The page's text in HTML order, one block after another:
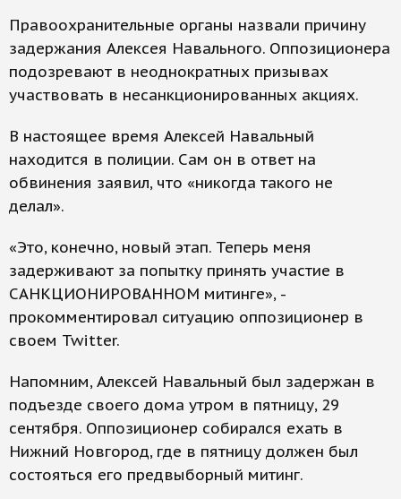
Правоохранительные органы назвали причину
задержания Алексея Навального. Оппозиционера
подозревают в неоднократных призывах
участвовать в несанкционированных акциях.
В настоящее время Алексей Навальный
находится в полиции. Сам он в ответ на
обвинения заявил, что «никогда такого не
делал».
«Это, конечно, новый этап. Теперь меня
задерживают за попытку принять участие в
САНКЦИОНИРОВАННОМ митинге», -
прокомментировал ситуацию оппозиционер в
своем Twitter.
Напомним, Алексей Навальный был задержан в
подъезде своего дома утром в пятницу, 29
сентября. Оппозиционер собирался ехать в
Нижний Новгород, где в пятницу должен был
состояться его предвыборный митинг.